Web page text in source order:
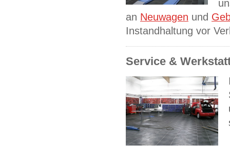
an Neuwagen und
Instandhaltung vor
Service &